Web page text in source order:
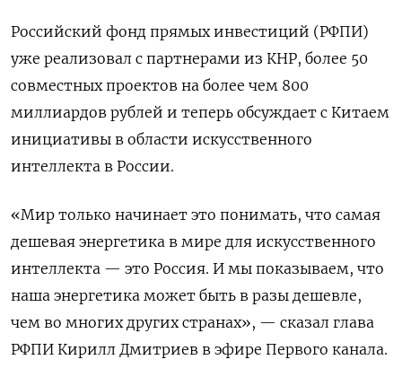
Российский фонд прямых инвестиций (РФПИ)
уже реализовал с партнерами из КНР, более ‌50
совместных проектов на более чем 800
миллиардов рублей и теперь обсуждает с Китаем
инициативы в области искусственного
интеллекта в России.
«Мир только начинает это понимать, что самая
дешевая энергетика в мире для искусственного
интеллекта — это Россия. И мы показываем, что
наша энергетика может быть в разы дешевле,
чем во многих других странах», — сказал глава
РФПИ Кирилл Дмитриев в эфире Первого канала.